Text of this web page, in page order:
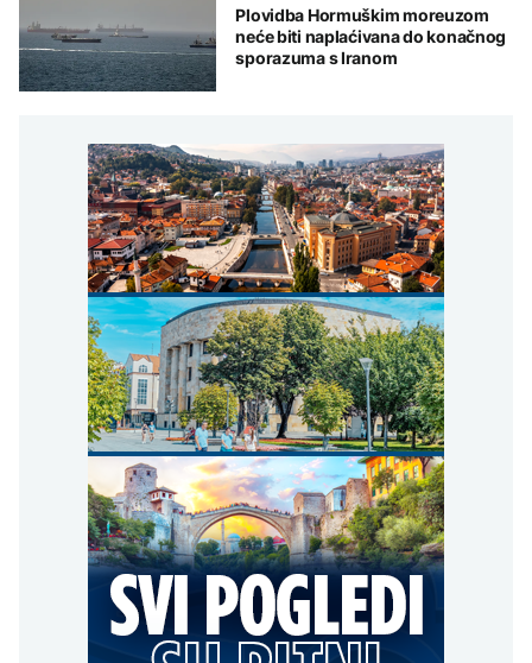
Plovidba Hormuškim moreuzom
neće biti naplaćivana do konačnog
sporazuma s Iranom